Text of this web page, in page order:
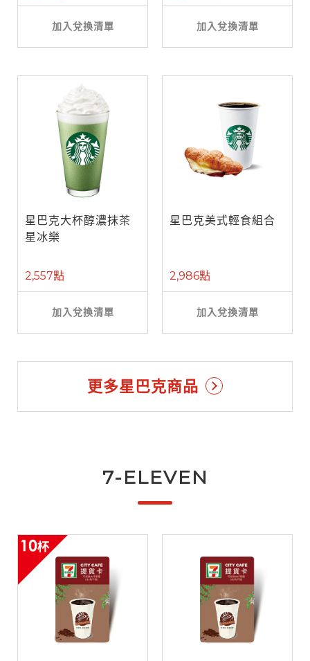
加入兌換清單 加入兌換清單
星巴克大杯醇濃抹茶
星冰樂
2,557點
加入兌換清單
星巴克美式輕食組合
2,986點
加入兌換清單
更多星巴克商品
7-ELEVEN